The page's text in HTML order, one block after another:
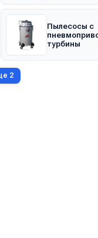
Пылесосы с
турбины
2